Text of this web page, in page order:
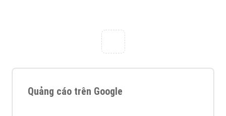
Quảng cáo trên Google